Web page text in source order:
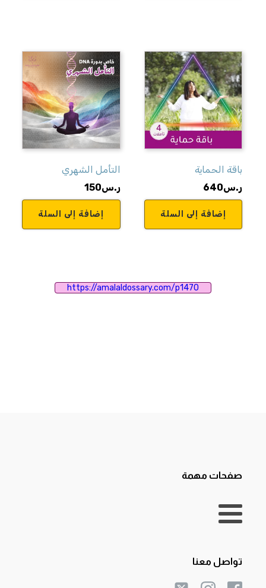
باقة الحماية
ر.س640
إضافة إلى السلة
التأمل الشهري
ر.س150
إضافة إلى السلة
https://amalaldossary.com/p1470
صفحات مهمة
تواصل معنا